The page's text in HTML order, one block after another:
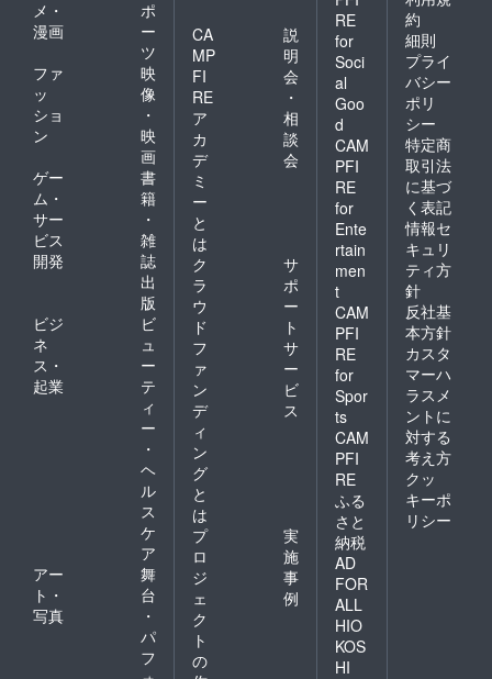
メ・
漫画
ポ
ー
ツ
ファ
ッ
ショ
ン
映
像
・
映
画
ゲー
ム・
サー
ビス
開発
書
籍
・
雑
誌
出
版
ビジ
ネ
ス・
起業
ビ
ュ
ー
テ
ィ
ー
・
ヘ
ル
ス
ケ
ア
アー
ト・
写真
舞
台
・
パ
フ
CA
MP
FI
RE
ア
カ
デ
ミ
ー
と
は
説
明
会
・
相
談
会
ク
ラ
ウ
ド
フ
ァ
ン
デ
ィ
ン
グ
と
は
サ
ポ
ー
ト
サ
ー
ビ
ス
プ
ロ
ジ
ェ
ク
ト
の
実
施
事
例
RE
for
Soci
al
Goo
d
CAM
PFI
RE
for
Ente
rtain
men
t
CAM
PFI
RE
for
Spor
ts
CAM
PFI
RE
ふる
さと
納税
AD
FOR
ALL
HIO
KOS
HI
約
細則
プライ
バシー
ポリ
シー
特定商
取引法
に基づ
く表記
情報セ
キュリ
ティ方
針
反社基
本方針
カスタ
マーハ
ラスメ
ントに
対する
考え方
クッ
キーポ
リシー